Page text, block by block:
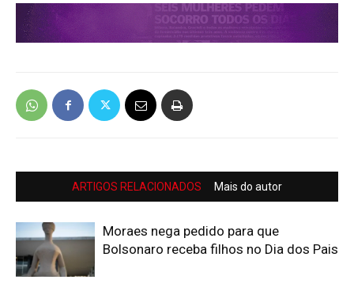
ARTIGOS RELACIONADOS Mais do autor
Moraes nega pedido para que
Bolsonaro receba filhos no Dia dos Pais